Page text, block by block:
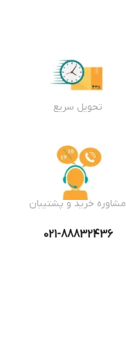
تحویل سریع
مشاوره خرید و پشتیبان
021-88832436